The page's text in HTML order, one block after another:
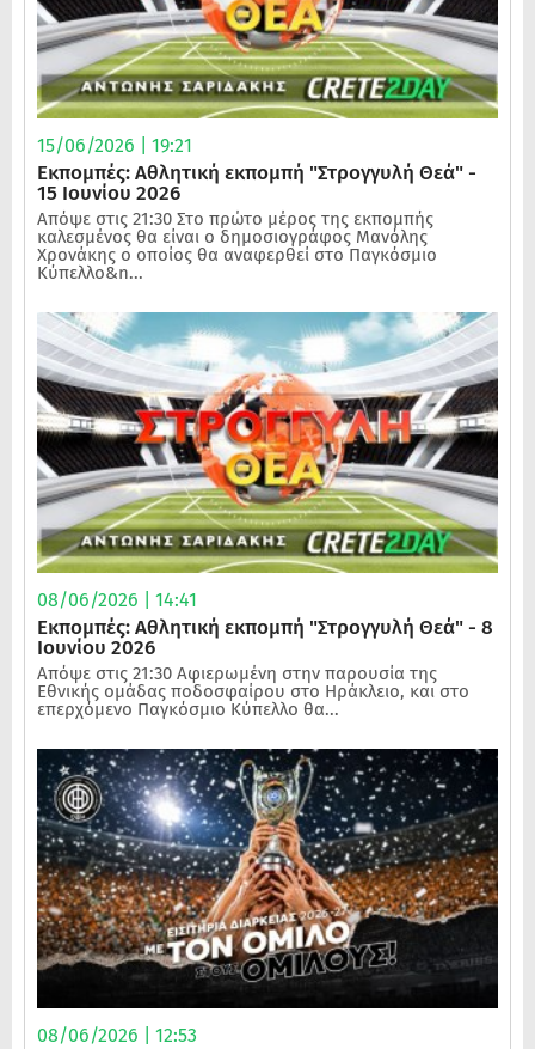
15/06/2026 | 19:21
Εκπομπές: Αθλητική εκπομπή "Στρογγυλή Θεά" -
15 Ιουνίου 2026
Απόψε στις 21:30 Στο πρώτο μέρος της εκπομπής
καλεσμένος θα είναι ο δημοσιογράφος Μανόλης
Χρονάκης ο οποίος θα αναφερθεί στο Παγκόσμιο
Κύπελλο&n...
08/06/2026 | 14:41
Εκπομπές: Αθλητική εκπομπή "Στρογγυλή Θεά" - 8
Ιουνίου 2026
Απόψε στις 21:30 Αφιερωμένη στην παρουσία της
Εθνικής ομάδας ποδοσφαίρου στο Ηράκλειο, και στο
επερχόμενο Παγκόσμιο Κύπελλο θα...
08/06/2026 | 12:53